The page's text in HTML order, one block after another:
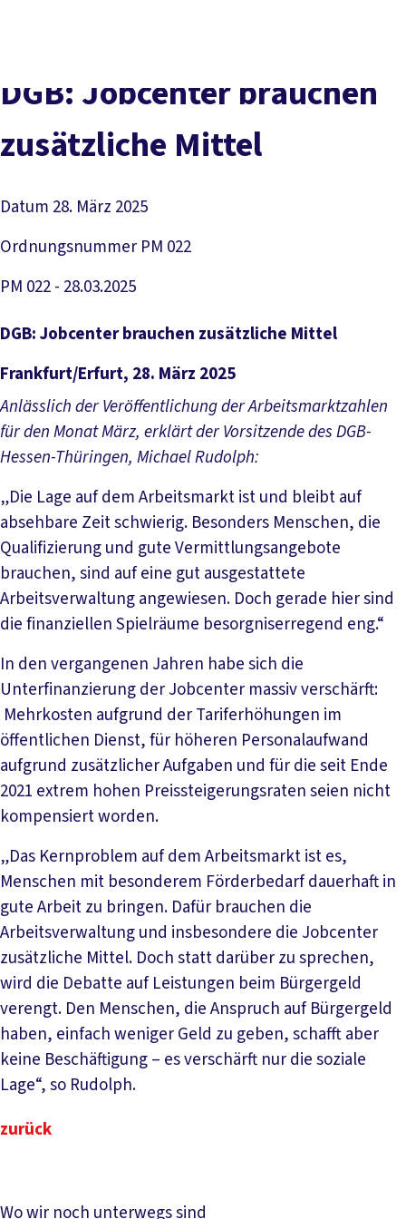
Service
Mitmachen
DGB: Job­cen­ter brau­chen
zu­sätz­li­che Mit­tel
Datum 28. März 2025
Ordnungsnummer PM 022
PM 022 - 28.03.2025
DGB: Jobcenter brauchen zusätzliche Mittel
Frankfurt/Erfurt, 28. März 2025
Anlässlich der Veröffentlichung der Arbeitsmarktzahlen
für den Monat März, erklärt der Vorsitzende des DGB-
Hessen-Thüringen, Michael Rudolph:
„Die Lage auf dem Arbeitsmarkt ist und bleibt auf
absehbare Zeit schwierig. Besonders Menschen, die
Qualifizierung und gute Vermittlungsangebote
brauchen, sind auf eine gut ausgestattete
Arbeitsverwaltung angewiesen. Doch gerade hier sind
die finanziellen Spielräume besorgniserregend eng.“
In den vergangenen Jahren habe sich die
Unterfinanzierung der Jobcenter massiv verschärft:
Mehrkosten aufgrund der Tariferhöhungen im
öffentlichen Dienst, für höheren Personalaufwand
aufgrund zusätzlicher Aufgaben und für die seit Ende
2021 extrem hohen Preissteigerungsraten seien nicht
kompensiert worden.
„Das Kernproblem auf dem Arbeitsmarkt ist es,
Menschen mit besonderem Förderbedarf dauerhaft in
gute Arbeit zu bringen. Dafür brauchen die
Arbeitsverwaltung und insbesondere die Jobcenter
zusätzliche Mittel. Doch statt darüber zu sprechen,
wird die Debatte auf Leistungen beim Bürgergeld
verengt. Den Menschen, die Anspruch auf Bürgergeld
haben, einfach weniger Geld zu geben, schafft aber
keine Beschäftigung – es verschärft nur die soziale
Lage“, so Rudolph.
zurück
Wo wir noch unterwegs sind